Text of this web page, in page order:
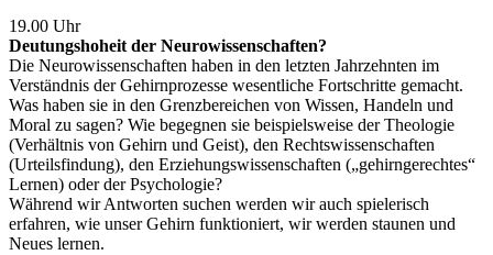
19.00 Uhr
Deutungshoheit der Neurowissenschaften?
Die Neurowissenschaften haben in den letzten Jahrzehnten im
Verständnis der Gehirnprozesse wesentliche Fortschritte gemacht.
Was haben sie in den Grenzbereichen von Wissen, Handeln und
Moral zu sagen? Wie begegnen sie beispielsweise der Theologie
(Verhältnis von Gehirn und Geist), den Rechtswissenschaften
(Urteilsfindung), den Erziehungswissenschaften („gehirngerechtes“
Lernen) oder der Psychologie?
Während wir Antworten suchen werden wir auch spielerisch
erfahren, wie unser Gehirn funktioniert, wir werden staunen und
Neues lernen.